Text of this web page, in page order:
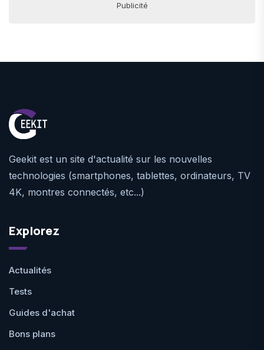
Publicité
Geekit est un site d'actualité sur les nouvelles
technologies (smartphones, tablettes, ordinateurs, TV
4K, montres connectés, etc...)
Explorez
Actualités
Tests
Guides d'achat
Bons plans